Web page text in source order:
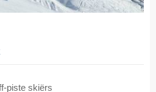
piste skiërs